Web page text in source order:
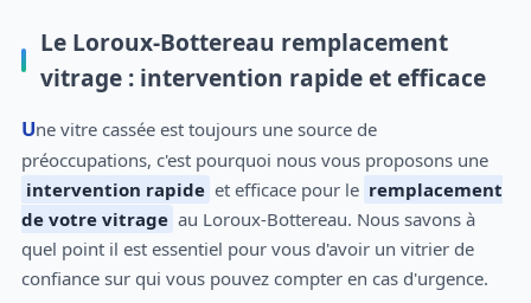
Le Loroux-Bottereau remplacement
vitrage : intervention rapide et efficace
Une vitre cassée est toujours une source de
préoccupations, c'est pourquoi nous vous proposons une
intervention rapide et efficace pour le remplacement
de votre vitrage au Loroux-Bottereau. Nous savons à
quel point il est essentiel pour vous d'avoir un vitrier de
confiance sur qui vous pouvez compter en cas d'urgence.